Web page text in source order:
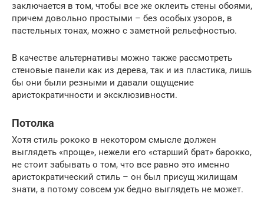
заключается в том, чтобы все же оклеить стены обоями,
причем довольно простыми – без особых узоров, в
пастельных тонах, можно с заметной рельефностью.
В качестве альтернативы можно также рассмотреть
стеновые панели как из дерева, так и из пластика, лишь
бы они были резными и давали ощущение
аристократичности и эксклюзивности.
Потолка
Хотя стиль рококо в некотором смысле должен
выглядеть «проще», нежели его «старший брат» барокко,
не стоит забывать о том, что все равно это именно
аристократический стиль – он был присущ жилищам
знати, а потому совсем уж бедно выглядеть не может.